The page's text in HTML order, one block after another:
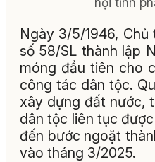
Ngày 3/5/1946,
số 58/SL thành lập
móng đầu tiên cho
công tác dân tộc.
xây dựng đất nước,
dân tộc liên tục
đến bước ngoặt
vào tháng 3/2025.